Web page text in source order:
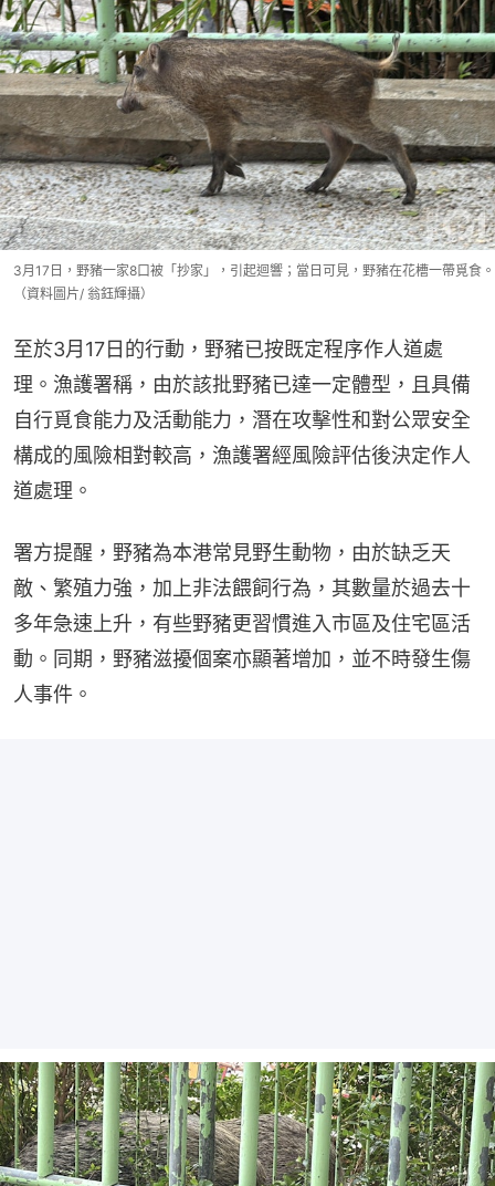
3月17日，野豬一家8口被「抄家」，引起迴響；當日可見，野豬在花槽一帶覓食。
（資料圖片/ 翁鈺輝攝）
至於3月17日的行動，野豬已按既定程序作人道處
理。漁護署稱，由於該批野豬已達一定體型，且具備
自行覓食能力及活動能力，潛在攻擊性和對公眾安全
構成的風險相對較高，漁護署經風險評估後決定作人
道處理。
署方提醒，野豬為本港常見野生動物，由於缺乏天
敵、繁殖力強，加上非法餵飼行為，其數量於過去十
多年急速上升，有些野豬更習慣進入市區及住宅區活
動。同期，野豬滋擾個案亦顯著增加，並不時發生傷
人事件。